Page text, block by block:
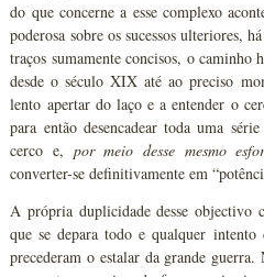
do que concerne a esse complexo
poderosa sobre os sucessos ulteriores,
traços sumamente concisos, o
desde o século XIX até ao preciso
lento apertar do laço e a entender o
para então desencadear toda uma
cerco e, por meio desse mesmo
converter-se definitivamente em
A própria duplicidade desse objectivo
que se depara todo e qualquer intento
precederam o estalar da grande